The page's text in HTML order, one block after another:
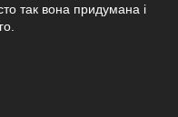
так вона придумана і